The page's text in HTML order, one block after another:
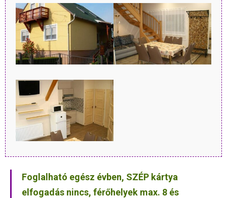
Foglalható egész évben, SZÉP kártya
elfogadás nincs, férőhelyek max. 8 és